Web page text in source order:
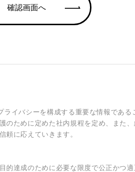
イバシーを構成する重要な情報であ
のために定めた社内規程を定め、また
頼に応えていきます。
的達成のために必要な限度で公正かつ